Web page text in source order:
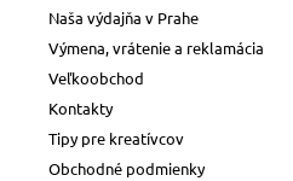
Naša výdajňa v Prahe
Výmena, vrátenie a reklamácia
Veľkoobchod
Kontakty
Tipy pre kreatívcov
Obchodné podmienky